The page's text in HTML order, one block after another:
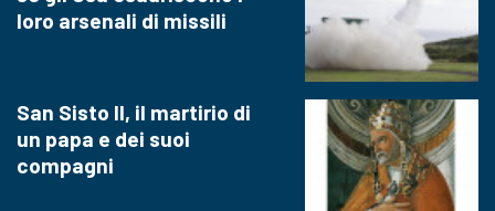
loro arsenali di missili
San Sisto II, il martirio di
un papa e dei suoi
compagni